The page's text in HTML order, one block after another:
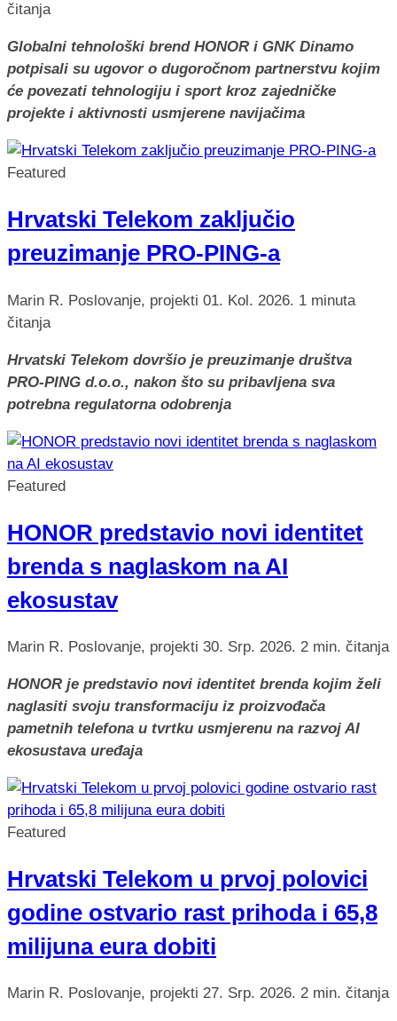
čitanja
Globalni tehnološki brend HONOR i GNK Dinamo
potpisali su ugovor o dugoročnom partnerstvu kojim
će povezati tehnologiju i sport kroz zajedničke
projekte i aktivnosti usmjerene navijačima
Featured
Hrvatski Telekom zaključio
preuzimanje PRO-PING-a
Marin R. Poslovanje, projekti 01. Kol. 2026. 1 minuta
čitanja
Hrvatski Telekom dovršio je preuzimanje društva
PRO-PING d.o.o., nakon što su pribavljena sva
potrebna regulatorna odobrenja
Featured
HONOR predstavio novi identitet
brenda s naglaskom na AI
ekosustav
Marin R. Poslovanje, projekti 30. Srp. 2026. 2 min. čitanja
HONOR je predstavio novi identitet brenda kojim želi
naglasiti svoju transformaciju iz proizvođača
pametnih telefona u tvrtku usmjerenu na razvoj AI
ekosustava uređaja
Featured
Hrvatski Telekom u prvoj polovici
godine ostvario rast prihoda i 65,8
milijuna eura dobiti
Marin R. Poslovanje, projekti 27. Srp. 2026. 2 min. čitanja